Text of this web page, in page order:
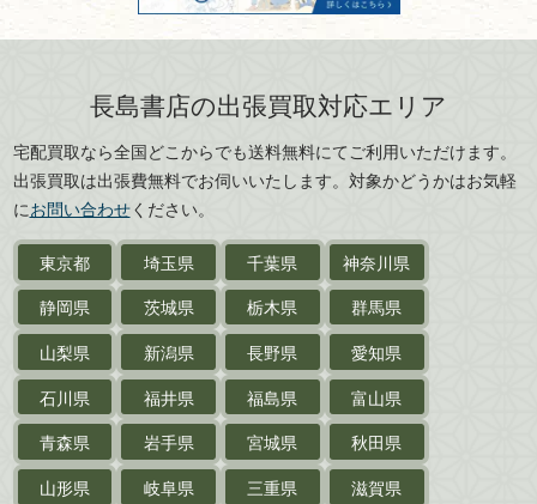
版画・リトグラフ・
刀剣・鎧・甲冑
武道書・武術書
近代文学・
サイン色紙
作家草稿・原稿・肉筆物
探偵小説・推理小説
乗物
鉄道・
電車・バス
戦前・戦中の紙物・資料
兵庫県
奈良県
島根県
岡山県
徳島県
香川県
愛媛県
長島書店の出張買取対応エリア
宅配買取なら全国どこからでも送料無料にてご利用いただけます。
出張買取は出張費無料でお伺いいたします。対象かどうかはお気軽
にお問い合わせください。
東京都 埼玉県 千葉県
神奈川県
静岡県
茨城県 栃木県
群馬県
山梨県
新潟県 長野県
愛知県
石川県
福井県 福島県
富山県
青森県
岩手県 宮城県
秋田県
山形県
岐阜県 三重県
滋賀県